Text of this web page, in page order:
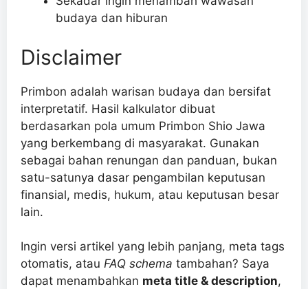
budaya dan hiburan
Disclaimer
Primbon adalah warisan budaya dan bersifat
interpretatif. Hasil kalkulator dibuat
berdasarkan pola umum Primbon Shio Jawa
yang berkembang di masyarakat. Gunakan
sebagai bahan renungan dan panduan, bukan
satu-satunya dasar pengambilan keputusan
finansial, medis, hukum, atau keputusan besar
lain.
Ingin versi artikel yang lebih panjang, meta tags
otomatis, atau FAQ schema tambahan? Saya
dapat menambahkan meta title & description,